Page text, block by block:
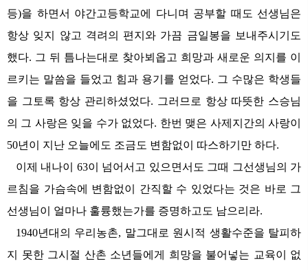
등)을 하면서 야간고등학교에 다니며 공부할 때도 선생님은
항상 잊지 않고 격려의 편지와 가끔 금일봉을 보내주시기도
했다. 그 뒤 틈나는대로 찾아뵈옵고 희망과 새로운 의지를 이
르키는 말씀을 들었고 힘과 용기를 얻었다. 그 수많은 학생들
을 그토록 항상 관리하셨었다. 그러므로 항상 따뜻한 스승님
의 그 사랑은 잊을 수가 없었다. 한번 맺은 사제지간의 사랑이
50년이 지난 오늘에도 조금도 변함없이 따스하기만 하다.
이제 내나이 63이 넘어서고 있으면서도 그때 그선생님의 가
르침을 가슴속에 변함없이 간직할 수 있었다는 것은 바로 그
선생님이 얼마나 훌륭했는가를 증명하고도 남으리라.
1940년대의 우리농촌, 말그대로 원시적 생활수준을 탈피하
지 못한 그시절 산촌 소년들에게 희망을 불어넣는 교육이 없